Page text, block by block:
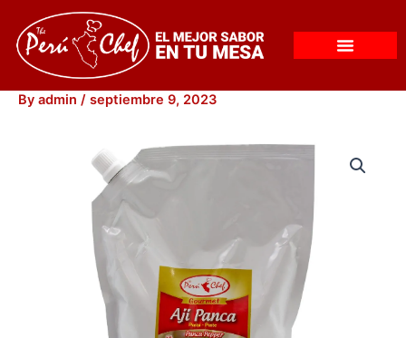
content
By admin / septiembre 9, 2023